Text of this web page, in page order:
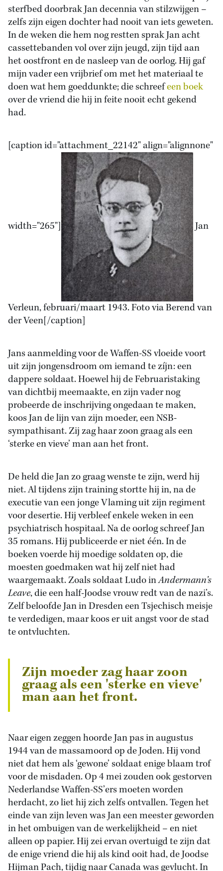
sterfbed doorbrak Jan decennia van stilzwijgen –
zelfs zijn eigen dochter had nooit van iets geweten.
In de weken die hem nog restten sprak Jan acht
cassettebanden vol over zijn jeugd, zijn tijd aan
het oostfront en de nasleep van de oorlog. Hij gaf
mijn vader een vrijbrief om met het materiaal te
doen wat hem goeddunkte; die schreefeen boek
over de vriend die hij in feite nooit echt gekend
had.
[caption id="attachment_22142" align="alignnone"
width="265"] Jan
Verleun, februari/maart 1943. Foto via Berend van
der Veen[/caption]
Jans aanmelding voor de Waffen-SS vloeide voort
uit zijn jongensdroom om iemand te zíjn: een
dappere soldaat. Hoewel hij de Februaristaking
van dichtbij meemaakte, en zijn vader nog
probeerde de inschrijving ongedaan te maken,
koos Jan de lijn van zijn moeder, een NSB-
sympathisant. Zij zag haar zoon graag als een
‘sterke en vieve’ man aan het front.
De held die Jan zo graag wenste te zijn, werd hij
niet. Al tijdens zijn training stortte hij in, na de
executie van een jonge Vlaming uit zijn regiment
voor desertie. Hij verbleef enkele weken in een
psychiatrisch hospitaal. Na de oorlog schreef Jan
35 romans. Hij publiceerde er niet één. In de
boeken voerde hij moedige soldaten op, die
moesten goedmaken wat hij zelf niet had
waargemaakt. Zoals soldaat Ludo inAndermann’s
Leave, die een half-Joodse vrouw redt van de nazi’s.
Zelf beloofde Jan in Dresden een Tsjechisch meisje
te verdedigen, maar koos er uit angst voor de stad
te ontvluchten.
Zijn moeder zag haar zoon
graag als een 'sterke en vieve'
man aan het front.
Naar eigen zeggen hoorde Jan pas in augustus
1944 van de massamoord op de Joden. Hij vond
niet dat hem als ‘gewone’ soldaat enige blaam trof
voor de misdaden. Op 4 mei zouden ook gestorven
Nederlandse Waffen-SS’ers moeten worden
herdacht, zo liet hij zich zelfs ontvallen. Tegen het
einde van zijn leven was Jan een meester geworden
in het ombuigen van de werkelijkheid – en niet
alleen op papier. Hij zei ervan overtuigd te zijn dat
de enige vriend die hij als kind ooit had, de Joodse
Hijman Pach, tijdig naar Canada was gevlucht. In